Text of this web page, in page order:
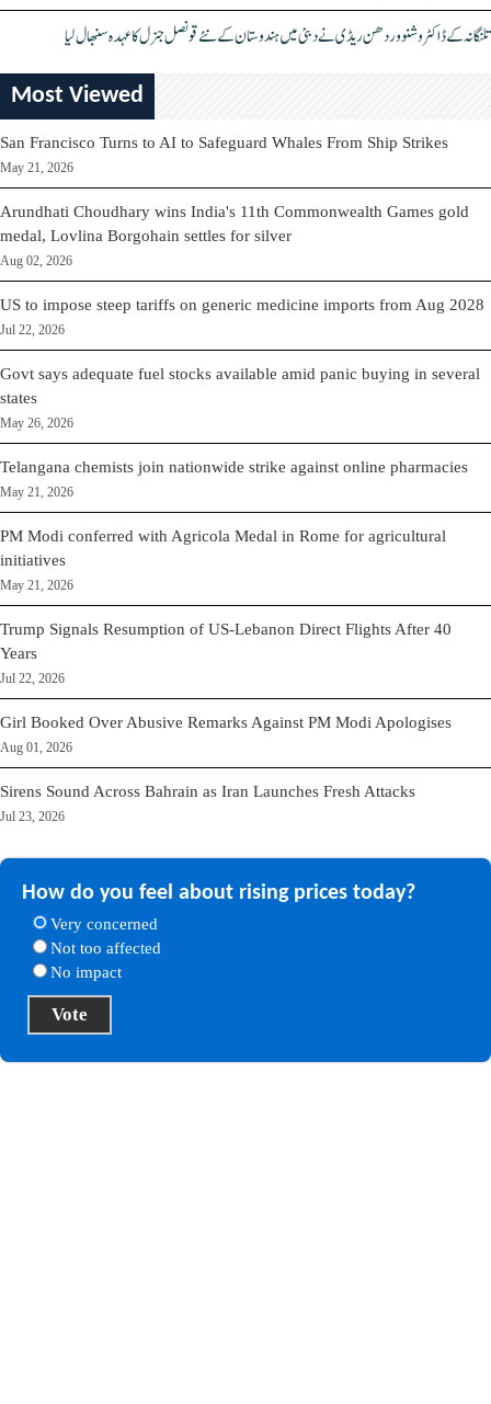
تلنگانہ کے ڈاکٹر وشنو وردھن ریڈی نے دبئی میں ہندوستان کے نئے قونصل جنرل کا عہدہ سنبھال لیا
Most Viewed
San Francisco Turns to AI to Safeguard Whales From Ship Strikes
May 21, 2026
Arundhati Choudhary wins India's 11th Commonwealth Games gold
medal, Lovlina Borgohain settles for silver
Aug 02, 2026
US to impose steep tariffs on generic medicine imports from Aug 2028
Jul 22, 2026
Govt says adequate fuel stocks available amid panic buying in several
states
May 26, 2026
Telangana chemists join nationwide strike against online pharmacies
May 21, 2026
PM Modi conferred with Agricola Medal in Rome for agricultural
initiatives
May 21, 2026
Trump Signals Resumption of US-Lebanon Direct Flights After 40
Years
Jul 22, 2026
Girl Booked Over Abusive Remarks Against PM Modi Apologises
Aug 01, 2026
Sirens Sound Across Bahrain as Iran Launches Fresh Attacks
Jul 23, 2026
How do you feel about rising prices today?
Very concerned
Not too affected
No impact